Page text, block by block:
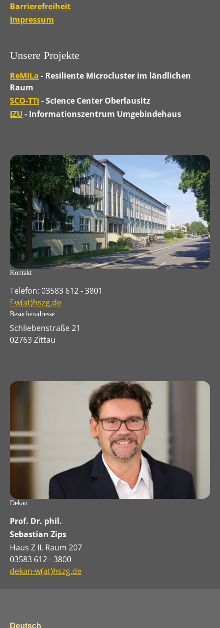
Barrierefreiheit
Impressum
Unsere Projekte
ReMiLa - Resiliente Microcluster im ländlichen
Raum
SCO-TTi - Science Center Oberlausitz
IZU - Informationszentrum Umgebindehaus
Kontakt
Telefon: 03583 612 - 3801
f-w(at)hszg.de
Besucheradresse
Schliebenstraße 21
02763 Zittau
Dekan
Prof. Dr. phil.
Sebastian Zips
Haus Z II, Raum 207
03583 612 - 3800
dekan-w(at)hszg.de
Deutsch